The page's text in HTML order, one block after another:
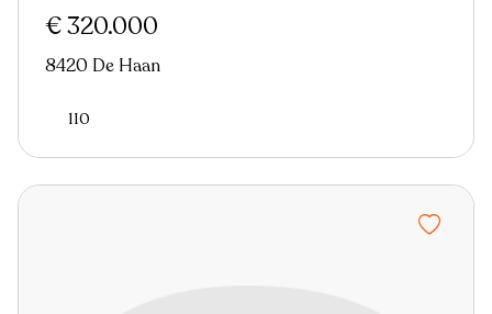
€ 320.000
8420 De Haan
110